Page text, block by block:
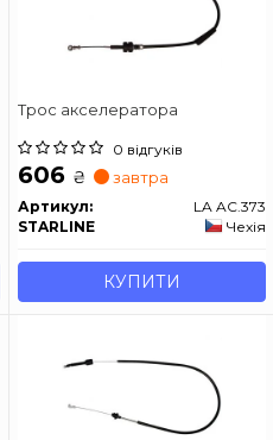
Трос акселератора
0 відгуків
606 ₴ завтра
Артикул:
LA AC.373
STARLINE
Чехія
КУПИТИ